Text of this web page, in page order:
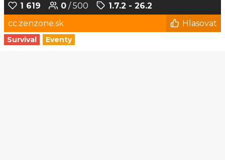
1 619 0 / 500
1.7.2 - 26.2
cc.zenzone.sk
Hlasovat
Survival Eventy